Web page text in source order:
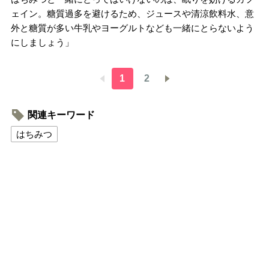
ェイン。糖質過多を避けるため、ジュースや清涼飲料水、意
外と糖質が多い牛乳やヨーグルトなども一緒にとらないよう
にしましょう」
1 2
関連キーワード
はちみつ